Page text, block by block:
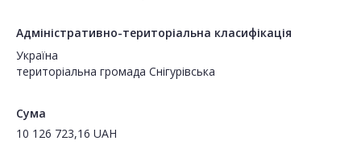
Адміністративно-територіальна класифікація
Україна
територіальна громада Снігурівська
Сума
10 126 723,16 UAH